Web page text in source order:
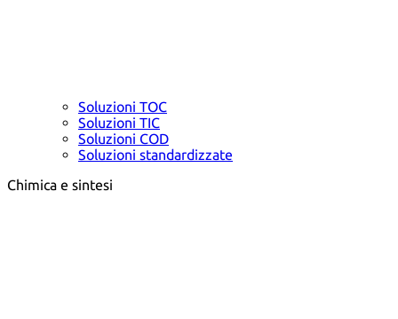
Soluzioni TOC
Soluzioni TIC
Soluzioni COD
Soluzioni standardizzate
Chimica e sintesi